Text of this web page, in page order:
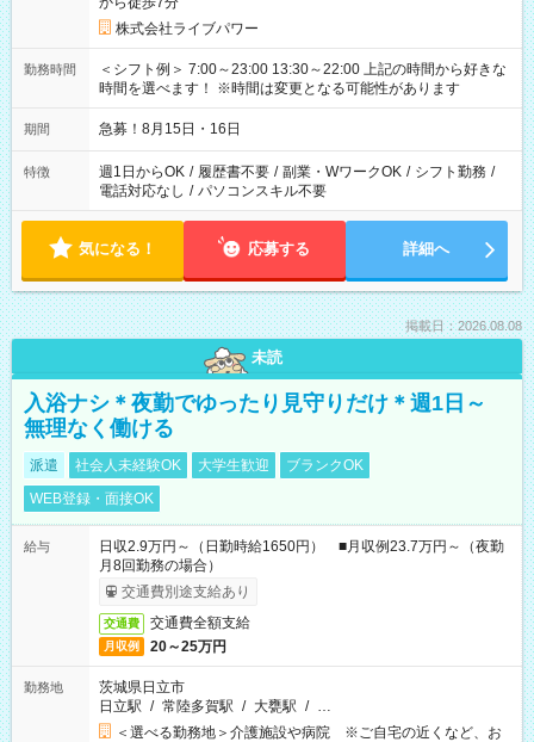
株式会社ライブパワー
勤務時間
＜シフト例＞ 7:00～23:00 13:30～22:00 上記の時間から好きな
時間を選べます！ ※時間は変更となる可能性があります
期間 急募！8月15日・16日
特徴 週1日からOK / 履歴書不要 / 副業・WワークOK / シフト勤務 /
電話対応なし / パソコンスキル不要
気になる！ 応募する 詳細へ
掲載日：2026.08.08
未読
入浴ナシ＊夜勤でゆったり見守りだけ＊週1日～
無理なく働ける
派遣 社会人未経験OK 大学生歓迎
ブランクOK
WEB登録・面接OK
給与
日収2.9万円～（日勤時給1650円） ■月収例23.7万円～（夜勤
月8回勤務の場合）
交通費別途支給あり
交通費 交通費全額支給
月収例 20～25万円
勤務地
茨城県日立市
日立駅 / 常陸多賀駅 / 大甕駅 / …
＜選べる勤務地＞介護施設や病院 ※ご自宅の近くなど、お